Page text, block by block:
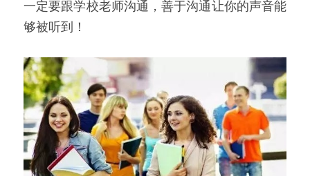
一定要跟学校老师沟通，善于沟通让你的声音能
够被听到！